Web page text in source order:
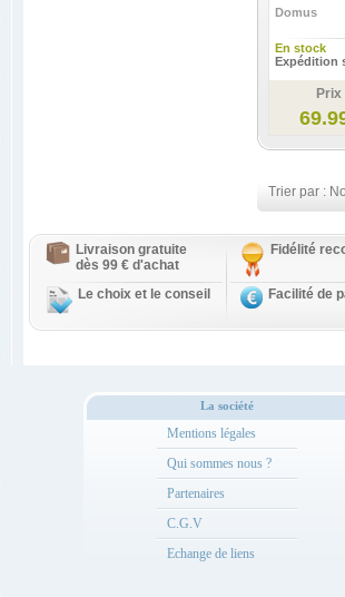
Domus
En stock
Expédition
Prix
Trier par :
Livraison gratuite
dès 99 € d'achat
Fidélité
Le choix et le conseil Facilité de
La société
Mentions légales
Qui sommes nous ?
Partenaires
C.G.V
Echange de liens